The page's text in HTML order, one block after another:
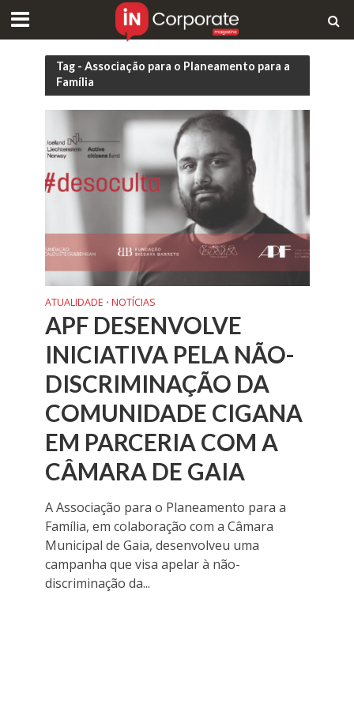
Tag - Associação para o Planeamento para a
Família
ATUALIDADE • NOTÍCIAS
APF DESENVOLVE
INICIATIVA PELA NÃO-
DISCRIMINAÇÃO DA
COMUNIDADE CIGANA
EM PARCERIA COM A
CÂMARA DE GAIA
A Associação para o Planeamento para a
Família, em colaboração com a Câmara
Municipal de Gaia, desenvolveu uma
campanha que visa apelar à não-
discriminação da...